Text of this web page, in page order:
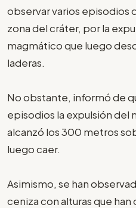
observar varios episodios
zona del cráter, por la
magmático que luego
laderas.
No obstante, informó de
episodios la expulsión del
alcanzó los 300 metros
luego caer.
Asimismo, se han
ceniza con alturas que